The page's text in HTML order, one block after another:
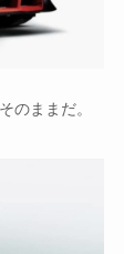
のままだ。